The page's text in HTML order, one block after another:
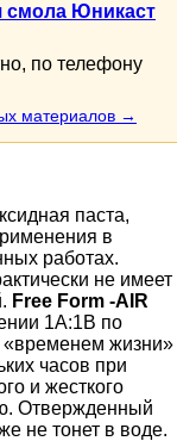
смола Юникаст
по телефону
материалов →
паста,
в
работах.
не имеет
Free Form -AIR
1А:1В по
«временем жизни»
часов при
и жесткого
Отвержденный
не тонет в воде.